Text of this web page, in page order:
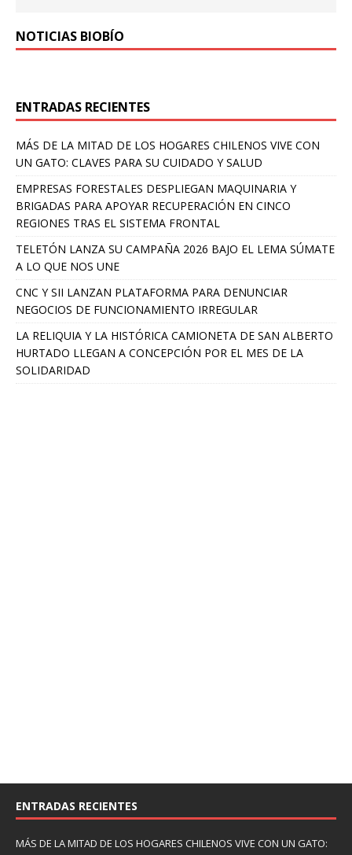
NOTICIAS BIOBÍO
ENTRADAS RECIENTES
MÁS DE LA MITAD DE LOS HOGARES CHILENOS VIVE CON
UN GATO: CLAVES PARA SU CUIDADO Y SALUD
EMPRESAS FORESTALES DESPLIEGAN MAQUINARIA Y
BRIGADAS PARA APOYAR RECUPERACIÓN EN CINCO
REGIONES TRAS EL SISTEMA FRONTAL
TELETÓN LANZA SU CAMPAÑA 2026 BAJO EL LEMA SÚMATE
A LO QUE NOS UNE
CNC Y SII LANZAN PLATAFORMA PARA DENUNCIAR
NEGOCIOS DE FUNCIONAMIENTO IRREGULAR
LA RELIQUIA Y LA HISTÓRICA CAMIONETA DE SAN ALBERTO
HURTADO LLEGAN A CONCEPCIÓN POR EL MES DE LA
SOLIDARIDAD
ENTRADAS RECIENTES
MÁS DE LA MITAD DE LOS HOGARES CHILENOS VIVE CON UN GATO: